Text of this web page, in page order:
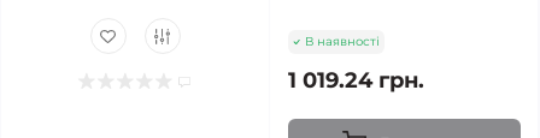
В наявності
1 019.24 грн.